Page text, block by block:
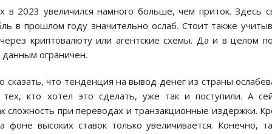
в 2023 увеличился намного больше, чем приток. Здесь
в прошлом году значительно ослаб. Стоит также
криптовалюту или агентские схемы. Да и в целом
ограничен.
что тенденция на вывод денег из страны
кто хотел это сделать, уже так и поступили. А
сложность при переводах и транзакционные издержки.
фоне высоких ставок только увеличивается. Конечно,